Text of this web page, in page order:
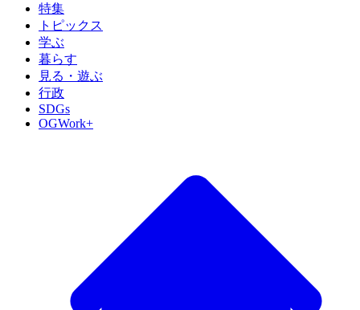
特集
トピックス
学ぶ
暮らす
見る・遊ぶ
行政
SDGs
OGWork+